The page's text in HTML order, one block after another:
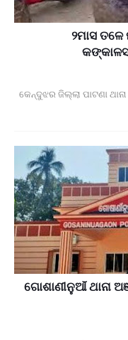
୨ମାସ
କେନ୍ଦୁଝର ଜିଲ୍ଲା ପାଟଣା
ଗୋଶାଣୀନୁଆଁ ଥାନା